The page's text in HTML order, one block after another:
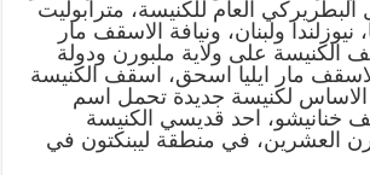
البطريركي العام للكنيسة، مترابوليت
نيوزلندا ولبنان، ونيافة الاسقف مار
الكنيسة على ولاية ملبورن ودولة
الاسقف مار ايليا اسحق، اسقف الكنيسة
لكنيسة جديدة تحمل اسم
خنانيشو، احد قديسي الكنيسة
العشرين، في منطقة ليبنكتون في